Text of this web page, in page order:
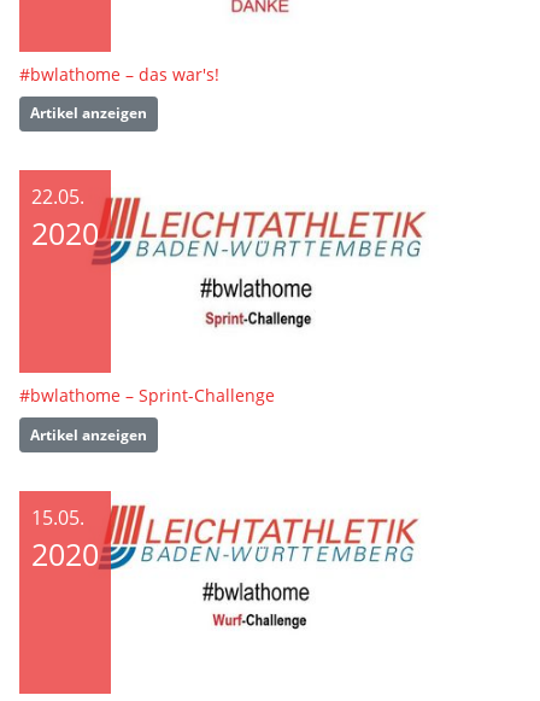
#bwlathome – das war's!
Artikel anzeigen
22.05.
2020
#bwlathome – Sprint-Challenge
Artikel anzeigen
15.05.
2020